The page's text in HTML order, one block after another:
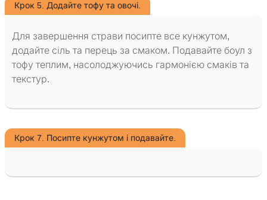
Крок 5. Додайте тофу та овочі.
Для завершення страви посипте все кунжутом,
додайте сіль та перець за смаком. Подавайте боул з
тофу теплим, насолоджуючись гармонією смаків та
текстур.
Крок 7. Посипте кунжутом і подавайте.